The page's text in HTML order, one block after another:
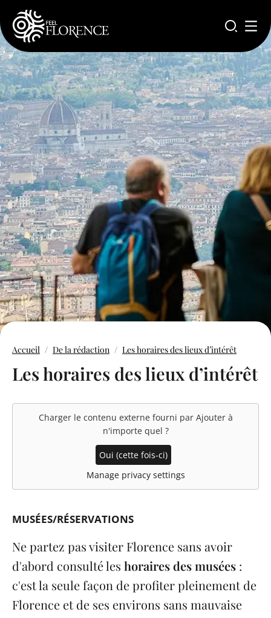
Aller au contenu principal
Accueil De la rédaction Les horaires des lieux d’intérêt
Les horaires des lieux d’intérêt
Charger le contenu externe fourni par Ajouter à
n'importe quel ?
Oui (cette fois-ci)
Manage privacy settings
MUSÉES/RÉSERVATIONS
Ne partez pas visiter Florence sans avoir
d'abord consulté les horaires des musées :
c'est la seule façon de profiter pleinement de
Florence et de ses environs sans mauvaise